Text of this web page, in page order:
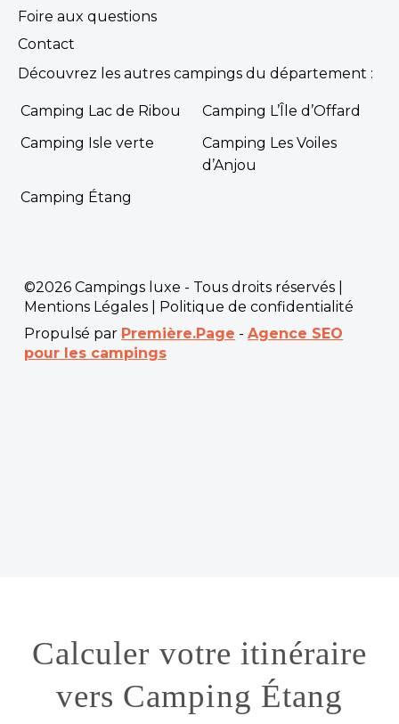
Foire aux questions
Contact
Découvrez les autres campings du département :
Camping Lac de Ribou
Camping L’Île d’Offard
Camping Isle verte
Camping Les Voiles
d’Anjou
Camping Étang
©2026 Campings luxe - Tous droits réservés |
Mentions Légales
Politique de confidentialité
Propulsé par Première.Page -Agence SEO
pour les campings
Calculer votre itinéraire
vers Camping Étang